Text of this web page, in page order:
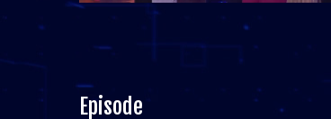
Episode